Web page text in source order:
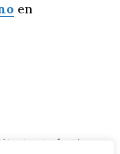
en
tanto batir